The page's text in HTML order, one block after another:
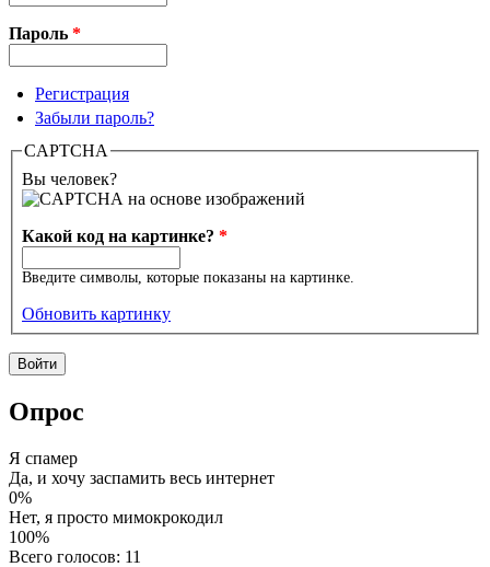
Пароль *
Регистрация
Забыли пароль?
CAPTCHA
Вы человек?
Какой код на картинке? *
Введите символы, которые показаны на картинке.
Обновить картинку
Опрос
Я спамер
Да, и хочу заспамить весь интернет
0%
Нет, я просто мимокрокодил
100%
Всего голосов: 11